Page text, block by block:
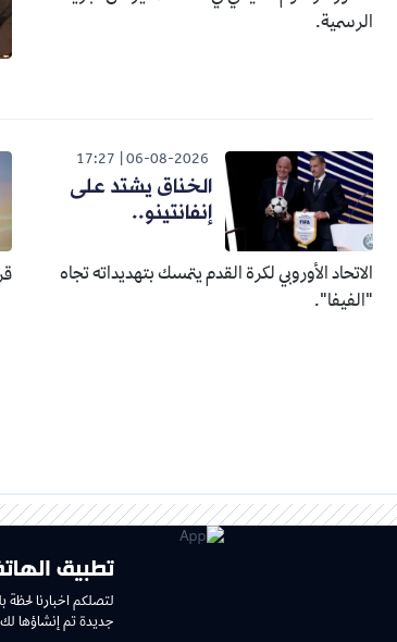
الرسمية.
06-08-2026
17:27
الخناق يشتد على
إنفانتينو..
الاتحاد الأوروبي لكرة القدم يتمسك بتهديداته تجاه
"الفيفا".
تطبيق
لتصلكم اخبارنا
جديدة تم إنشاؤها لك